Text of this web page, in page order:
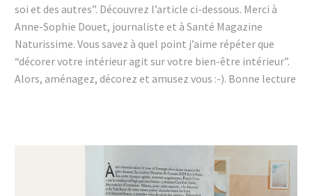
soi et des autres”. Découvrez l’article ci-dessous. Merci à
Anne-Sophie Douet, journaliste et à Santé Magazine
Naturissime. Vous savez à quel point j’aime répéter que
“décorer votre intérieur agit sur votre bien-être intérieur”.
Alors, aménagez, décorez et amusez vous :-). Bonne lecture